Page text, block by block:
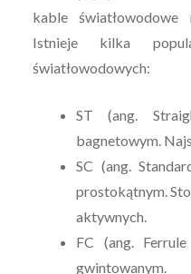
kable światłowodowe
Istnieje kilka
światłowodowych:
ST (ang.
bagnetowym.
SC (ang.
prostokątnym.
aktywnych.
FC (ang.
gwintowanym.